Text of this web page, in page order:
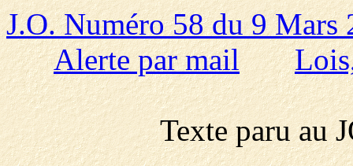
J.O. Numéro 58 du 9 Mars
Alerte par mail
Texte paru au